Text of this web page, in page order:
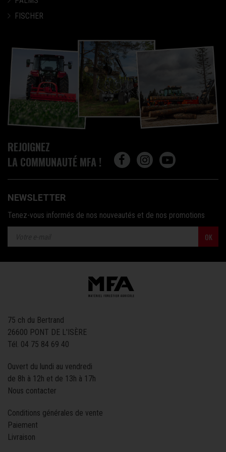
FISCHER
REJOIGNEZ
LA COMMUNAUTÉ MFA !
NEWSLETTER
Tenez-vous informés de nos nouveautés et de nos promotions
OK
75 ch du Bertrand
26600 PONT DE L'ISÈRE
Tél. 04 75 84 69 40
Ouvert du lundi au vendredi
de 8h à 12h et de 13h à 17h
Nous contacter
Conditions générales de vente
Paiement
Livraison